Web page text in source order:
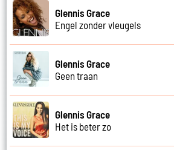
Glennis Grace
Engel zonder vleugels
Glennis Grace
Geen traan
Glennis Grace
Het is beter zo